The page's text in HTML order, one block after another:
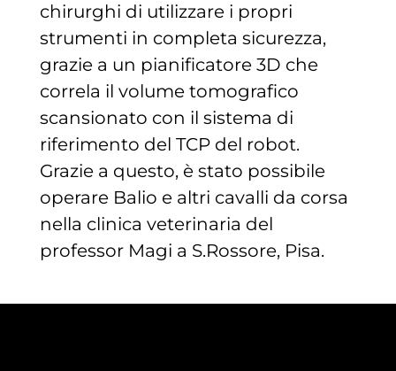
chirurghi di utilizzare i propri
strumenti in completa sicurezza,
grazie a un pianificatore 3D che
correla il volume tomografico
scansionato con il sistema di
riferimento del TCP del robot.
Grazie a questo, è stato possibile
operare Balio e altri cavalli da corsa
nella clinica veterinaria del
professor Magi a S.Rossore, Pisa.